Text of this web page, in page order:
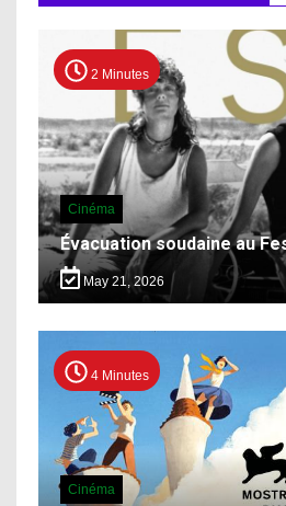
2 Minutes
Cinéma
Évacuation soudaine au
May 21, 2026
4 Minutes
Cinéma